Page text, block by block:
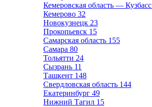
Кемеровская область — Кузбасс
Кемерово 32
Новокузнецк 23
Прокопьевск 15
Самарская область 155
Самара 80
Тольятти 24
Сызрань 11
Ташкент 148
Свердловская область 144
Екатеринбург 49
Нижний Тагил 15